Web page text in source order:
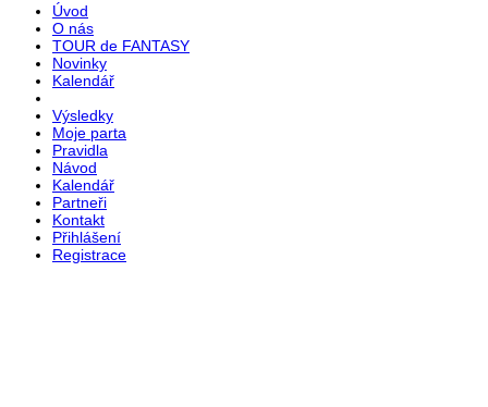
Úvod
O nás
TOUR de FANTASY
Novinky
Kalendář
Výsledky
Moje parta
Pravidla
Návod
Kalendář
Partneři
Kontakt
Přihlášení
Registrace